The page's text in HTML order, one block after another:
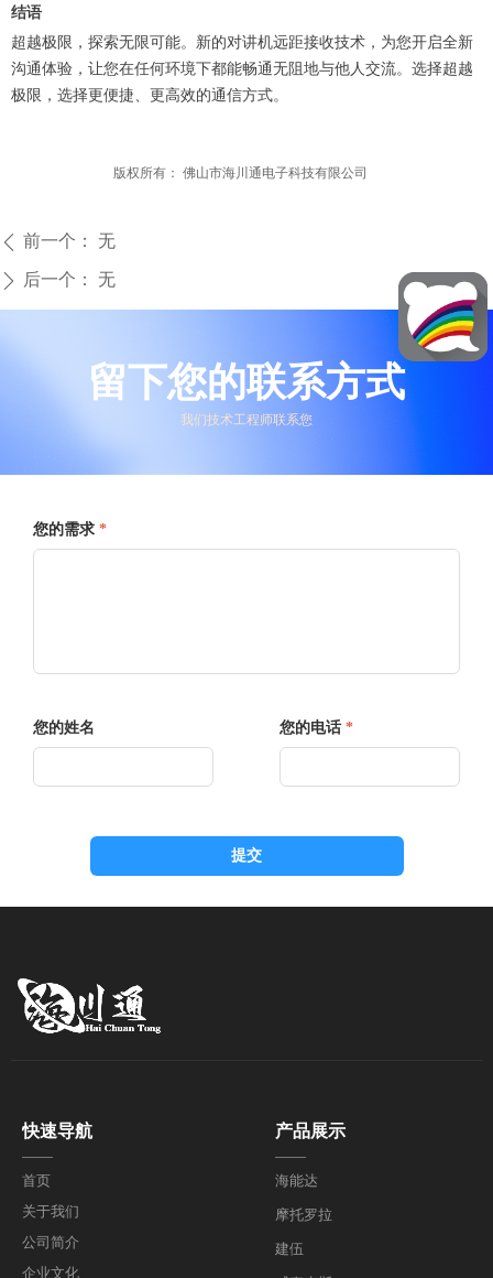
结语
超越极限，探索无限可能。新的对讲机远距接收技术，为您开启全新
沟通体验，让您在任何环境下都能畅通无阻地与他人交流。选择超越
极限，选择更便捷、更高效的通信方式。
ꄴ 前一个： 无
ꄲ 后一个： 无
留下您的联系方式
我们技术工程师联系您
您的需求 *
您的姓名 您的电话 *
提交
版权所有： 佛山市海川通电子科技有限公司
快速导航
——
首页
关于我们
公司简介
企业文化
海能达
摩托罗拉
建伍
产品展示
——